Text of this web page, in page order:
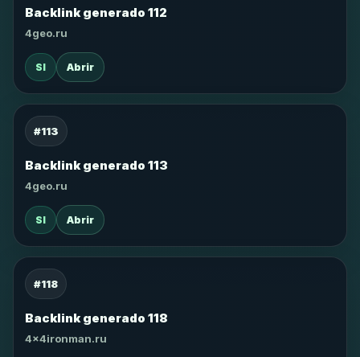
Backlink generado 112
4geo.ru
SI Abrir
#113
Backlink generado 113
4geo.ru
SI Abrir
#118
Backlink generado 118
4x4ironman.ru